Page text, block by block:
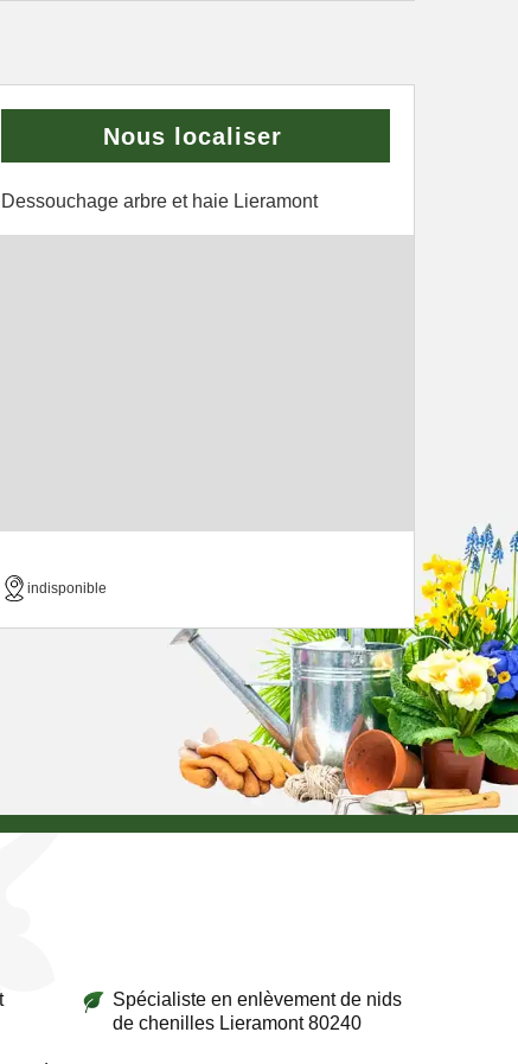
Nous localiser
Dessouchage arbre et haie Lieramont
indisponible
Spécialiste en enlèvement de nids
de chenilles Lieramont 80240